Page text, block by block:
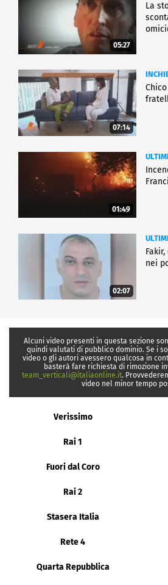
05:27
La
07:14
01:49
02:07
nei
Alcuni video presenti in questa sezione
quindi valutati di pubblico dominio. Se i
video o gli autori avessero qualcosa in
basterà fare richiesta di rimozione
team_verticali@italiaonline.it.
video nel minor tempo
Verissimo
Rai 1
Fuori dal Coro
Rai 2
Stasera Italia
Rete 4
Quarta Repubblica